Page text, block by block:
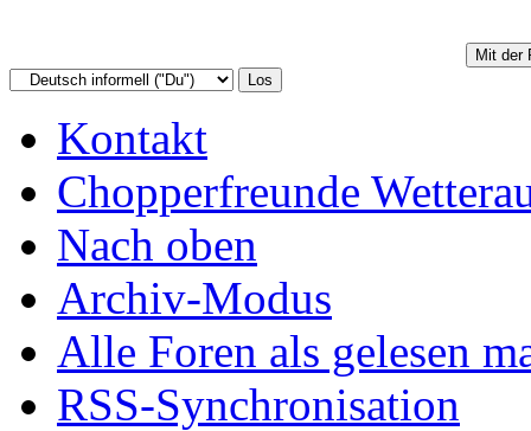
Kontakt
Chopperfreunde
Nach oben
Archiv-Modus
Alle Foren als gelesen
RSS-Synchronisation